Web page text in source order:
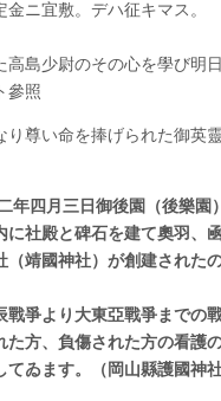
ニ宜敷。デハ征キマス。
島少尉のその心を學び明
參照
尊い命を捧げられた御英
四月三日御後園（後樂園
社殿と碑石を建て奧羽、
靖國神社）が創建された
爭より大東亞戰爭までの
方、負傷された方の看
ゐます。（岡山縣護國神